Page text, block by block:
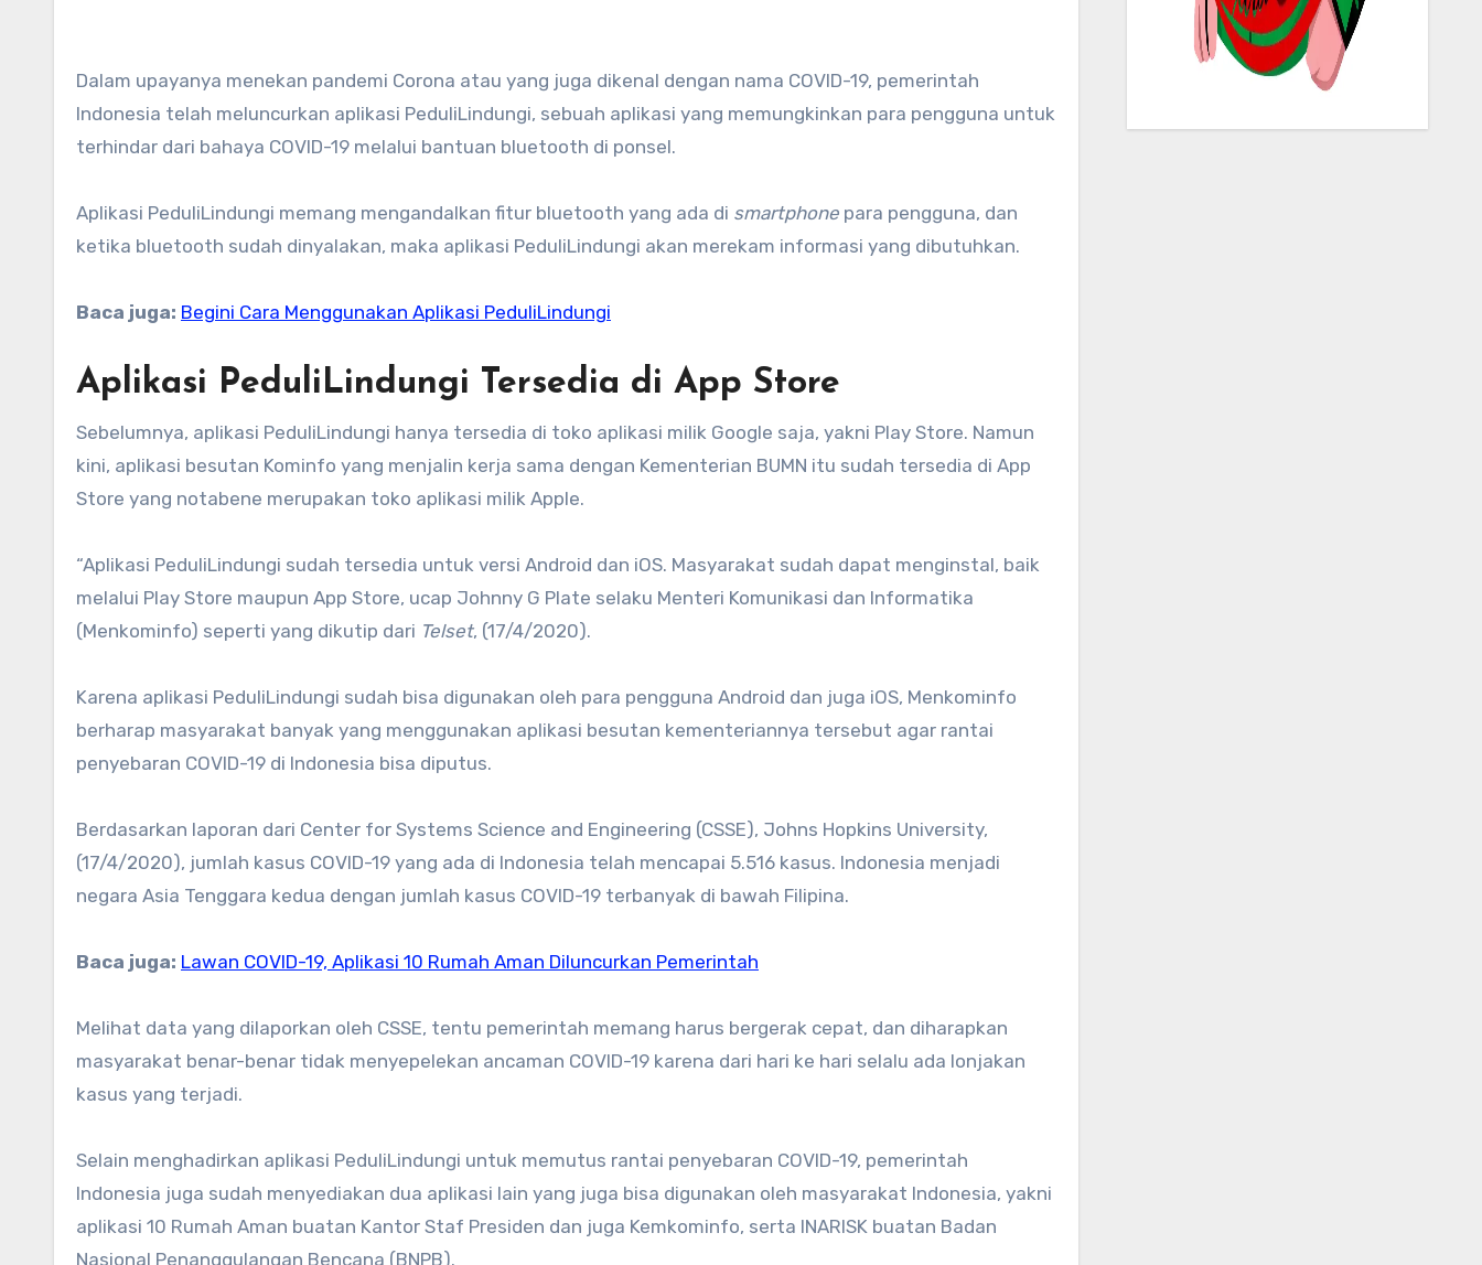
Dalam upayanya menekan pandemi Corona atau yang juga dikenal dengan nama COVID-19, pemerintah
Indonesia telah meluncurkan aplikasi PeduliLindungi, sebuah aplikasi yang memungkinkan para pengguna untuk
terhindar dari bahaya COVID-19 melalui bantuan bluetooth di ponsel.
Aplikasi PeduliLindungi memang mengandalkan fitur bluetooth yang ada di smartphone para pengguna, dan
ketika bluetooth sudah dinyalakan, maka aplikasi PeduliLindungi akan merekam informasi yang dibutuhkan.
Baca juga: Begini Cara Menggunakan Aplikasi PeduliLindungi
Aplikasi PeduliLindungi Tersedia di App Store
Sebelumnya, aplikasi PeduliLindungi hanya tersedia di toko aplikasi milik Google saja, yakni Play Store. Namun
kini, aplikasi besutan Kominfo yang menjalin kerja sama dengan Kementerian BUMN itu sudah tersedia di App
Store yang notabene merupakan toko aplikasi milik Apple.
“Aplikasi PeduliLindungi sudah tersedia untuk versi Android dan iOS. Masyarakat sudah dapat menginstal, baik
melalui Play Store maupun App Store, ucap Johnny G Plate selaku Menteri Komunikasi dan Informatika
(Menkominfo) seperti yang dikutip dari Telset, (17/4/2020).
Karena aplikasi PeduliLindungi sudah bisa digunakan oleh para pengguna Android dan juga iOS, Menkominfo
berharap masyarakat banyak yang menggunakan aplikasi besutan kementeriannya tersebut agar rantai
penyebaran COVID-19 di Indonesia bisa diputus.
Berdasarkan laporan dari Center for Systems Science and Engineering (CSSE), Johns Hopkins University,
(17/4/2020), jumlah kasus COVID-19 yang ada di Indonesia telah mencapai 5.516 kasus. Indonesia menjadi
negara Asia Tenggara kedua dengan jumlah kasus COVID-19 terbanyak di bawah Filipina.
Baca juga: Lawan COVID-19, Aplikasi 10 Rumah Aman Diluncurkan Pemerintah
Melihat data yang dilaporkan oleh CSSE, tentu pemerintah memang harus bergerak cepat, dan diharapkan
masyarakat benar-benar tidak menyepelekan ancaman COVID-19 karena dari hari ke hari selalu ada lonjakan
kasus yang terjadi.
Selain menghadirkan aplikasi PeduliLindungi untuk memutus rantai penyebaran COVID-19, pemerintah
Indonesia juga sudah menyediakan dua aplikasi lain yang juga bisa digunakan oleh masyarakat Indonesia, yakni
aplikasi 10 Rumah Aman buatan Kantor Staf Presiden dan juga Kemkominfo, serta INARISK buatan Badan
Nasional Penanggulangan Bencana (BNPB).